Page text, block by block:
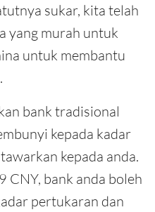
sukar, kita telah
yang murah untuk
untuk membantu
bank tradisional
kepada kadar
kepada anda.
CNY, bank anda boleh
pertukaran dan